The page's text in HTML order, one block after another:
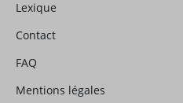
Lexique
Contact
FAQ
Mentions légales